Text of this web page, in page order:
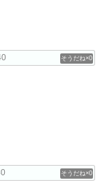
0
0